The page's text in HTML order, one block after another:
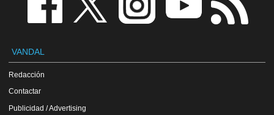
VANDAL
Redacción
Contactar
Publicidad / Advertising